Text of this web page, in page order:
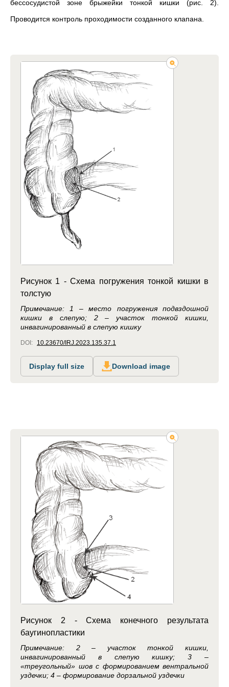
бессосудистой зоне брыжейки тонкой кишки (рис. 2).
Проводится контроль проходимости созданного клапана.
Рисунок 1 - Схема погружения тонкой кишки в
толстую
Примечание: 1 – место погружения подвздошной
кишки в слепую; 2 – участок тонкой кишки,
инвагинированный в слепую кишку
DOI: 10.23670/IRJ.2023.135.37.1
Display full size Download image
Рисунок 2 - Схема конечного результата
баугинопластики
Примечание: 2 – участок тонкой кишки,
инвагинированный в слепую кишку; 3 –
«треугольный» шов с формированием вентральной
уздечки; 4 – формирование дорзальной уздечки